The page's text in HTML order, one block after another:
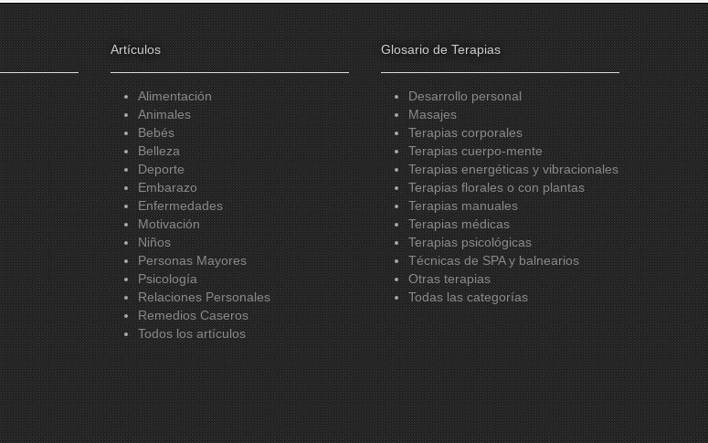
Artículos
Alimentación
Animales
Bebés
Belleza
Deporte
Embarazo
Enfermedades
Motivación
Niños
Personas Mayores
Psicología
Relaciones Personales
Remedios Caseros
Todos los artículos
Glosario de Terapias
Desarrollo personal
Masajes
Terapias corporales
Terapias cuerpo-mente
Terapias energéticas y vibracionales
Terapias florales o con plantas
Terapias manuales
Terapias médicas
Terapias psicológicas
Técnicas de SPA y balnearios
Otras terapias
Todas las categorías